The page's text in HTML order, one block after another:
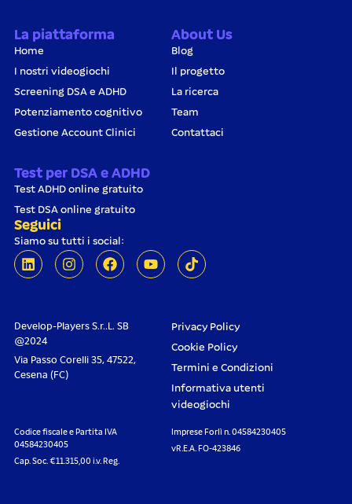
La piattaforma
Home
I nostri videogiochi
Screening DSA e ADHD
Potenziamento cognitivo
Gestione Account Clinici
About Us
Blog
Il progetto
La ricerca
Team
Contattaci
Test per DSA e ADHD
Test ADHD online gratuito
Test DSA online gratuito
Seguici
Siamo su tutti i social:
Develop-Players S.r..L. SB
@2024
Via Passo Corelli 35, 47522,
Cesena (FC)
Privacy Policy
Cookie Policy
Termini e Condizioni
Informativa utenti
videogiochi
Codice fiscale e Partita IVA
04584230405
Cap. Soc. €11.315,00 i.v. Reg.
Imprese Forlì n. 04584230405
vR.E.A. FO-423846